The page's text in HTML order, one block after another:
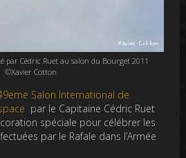
par Cédric Ruet au salon du Bourget 2011
©Xavier Cotton
Salon International de
par le Capitaine Cédric Ruet
spéciale pour célébrer les
par le Rafale dans l’Armée